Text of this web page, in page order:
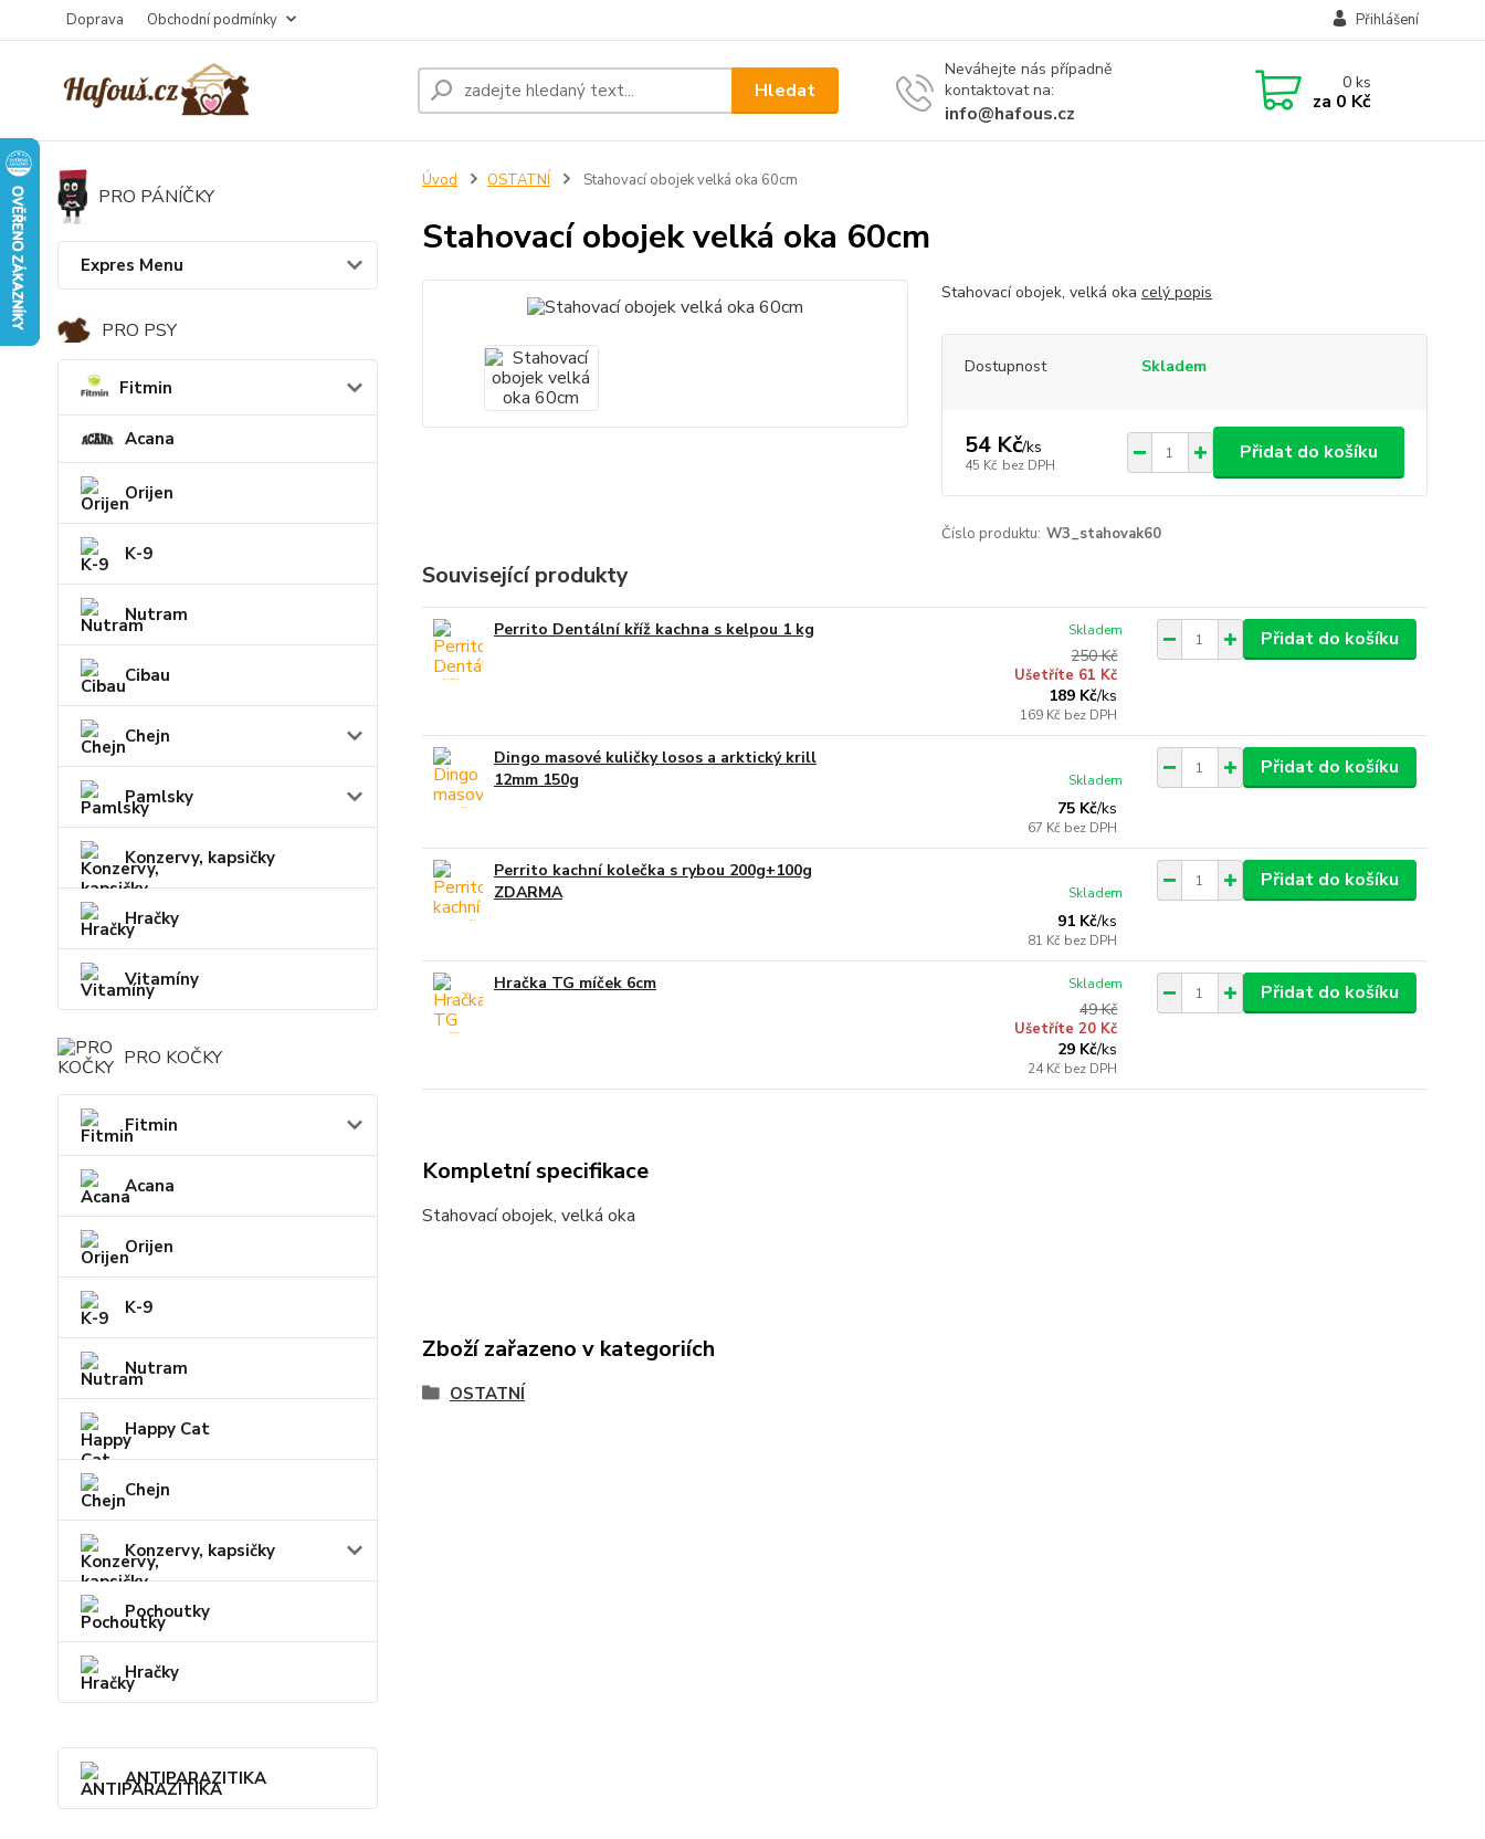
Doprava Obchodní podmínky Přihlášení
Hledat
Neváhejte nás případně
kontaktovat na:
info@hafous.cz
0ks
za 0 Kč
PRO PÁNÍČKY
Expres Menu
PRO PSY
Fitmin
Acana
Orijen
K-9
Nutram
Cibau
Chejn
Pamlsky
Konzervy, kapsičky
Hračky
Vitamíny
PRO KOČKY
Fitmin
Acana
Orijen
K-9
Nutram
Happy Cat
Chejn
Konzervy, kapsičky
Pochoutky
Hračky
ANTIPARAZITIKA
Úvod OSTATNÍ Stahovací obojek velká oka 60cm
Stahovací obojek velká oka 60cm
Stahovací obojek, velká oka celý popis
Dostupnost Skladem
54 Kč/ks
45 Kč bez DPH
Přidat do košíku
Číslo produktu: W3_stahovak60
Související produkty
Perrito Dentální kříž kachna s kelpou 1 kg
250 Kč
Ušetříte 61 Kč
189 Kč/ks
169 Kč bez DPH
Skladem Přidat do košíku
Dingo masové kuličky losos a arktický krill
12mm 150g
75 Kč/ks
67 Kč bez DPH
Skladem
Přidat do košíku
Perrito kachní kolečka s rybou 200g+100g
ZDARMA
91 Kč/ks
81 Kč bez DPH
Skladem
Přidat do košíku
Hračka TG míček 6cm
49 Kč
Ušetříte 20 Kč
29 Kč/ks
24 Kč bez DPH
Skladem Přidat do košíku
Kompletní specifikace
Stahovací obojek, velká oka
Zboží zařazeno v kategoriích
OSTATNÍ